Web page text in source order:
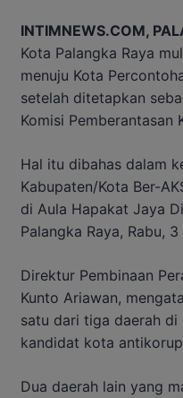
INTIMNEWS.COM,
Kota Palangka Raya
menuju Kota
setelah ditetapkan
Komisi Pemberantasan
Hal itu dibahas dalam
Kabupaten/Kota Ber-
di Aula Hapakat Jaya
Palangka Raya, Rabu,
Direktur Pembinaan
Kunto Ariawan,
satu dari tiga daerah di
kandidat kota
Dua daerah lain yang